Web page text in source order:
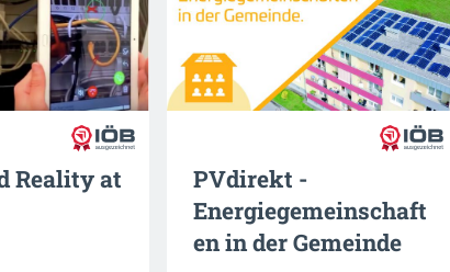
Reality at
PVdirekt -
Energiegemeinschaft
en in der Gemeinde